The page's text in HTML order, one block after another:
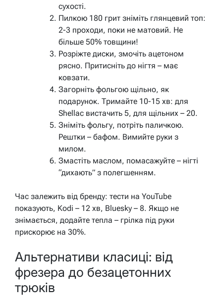
сухості.
Пилкою 180 грит зніміть глянцевий топ:
2-3 проходи, поки не матовий. Не
більше 50% товщини!
Розріжте диски, змочіть ацетоном
рясно. Притисніть до нігтя – має
ковзати.
Загорніть фольгою щільно, як
подарунок. Тримайте 10-15 хв: для
Shellac вистачить 5, для щільних – 20.
Зніміть фольгу, потріть паличкою.
Рештки – бафом. Вимийте руки з
милом.
Змастіть маслом, помасажуйте – нігті
“дихають” з полегшенням.
Час залежить від бренду: тести на YouTube
показують, Kodi – 12 хв, Bluesky – 8. Якщо не
знімається, додайте тепла – грілка під руки
прискорює на 30%.
Альтернативи класиці: від
фрезера до безацетонних
трюків